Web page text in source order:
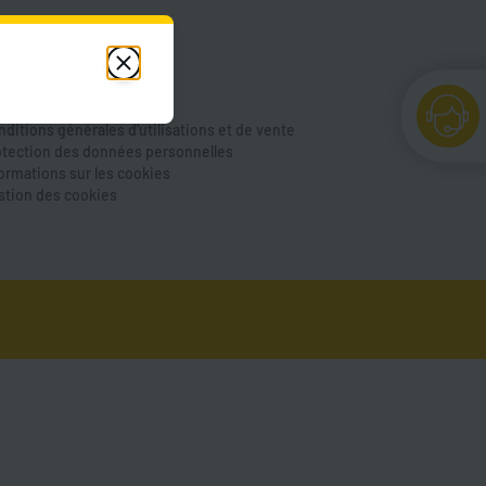
générales d'utilisations et de vente
des données personnelles
sur les cookies
des cookies